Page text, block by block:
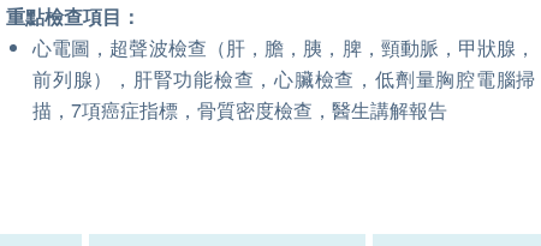
重點檢查項目：
心電圖，超聲波檢查（肝，膽，胰，脾，頸動脈，甲狀腺，
前列腺），肝腎功能檢查，心臟檢查，低劑量胸腔電腦掃
描，7項癌症指標，骨質密度檢查，醫生講解報告